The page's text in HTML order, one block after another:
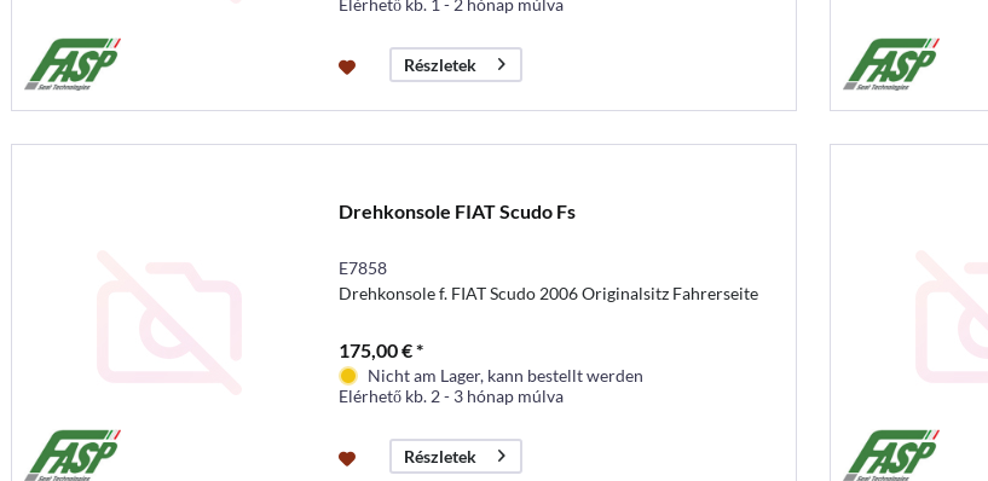
Részletek
Drehkonsole FIAT Scudo Fs
E7858
Drehkonsole f. FIAT Scudo 2006 Originalsitz Fahrerseite
175,00 € *
Nicht am Lager, kann bestellt werden
Elérhető kb. 2 - 3 hónap múlva
Részletek